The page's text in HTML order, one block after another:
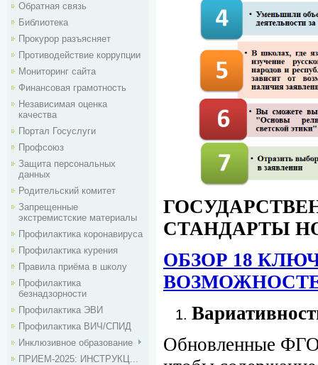
Обратная связь
Библиотека
Прокурор разъясняет
Противодействие коррупции
Мониторинг сайта
Финансовая грамотность
Независимая оценка
качества
Портал Госуслуги
Профсоюз
Защита персональных
данных
Родительский комитет
Запрещенные
экстремистские материалы
Профилактика коронавируса
Профилактика курения
Правила приёма в школу
Профилактика
безнадзорности
Профилактика ЭВИ
Профилактика ВИЧ/СПИД
Инклюзивное образование
ПРИЕМ-2025: ИНСТРУКЦ...
СТАНДАРТЫ
ОБЗОР 18
Обновленные